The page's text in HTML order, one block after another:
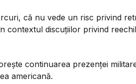
că nu vede un risc privind
contextul discuțiilor privind
continuarea prezenței
americană.